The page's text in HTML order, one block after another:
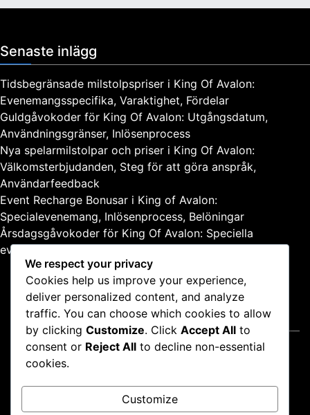
Senaste inlägg
Tidsbegränsade milstolpspriser i King Of Avalon:
Evenemangsspecifika, Varaktighet, Fördelar
Guldgåvokoder för King Of Avalon: Utgångsdatum,
Användningsgränser, Inlösenprocess
Nya spelarmilstolpar och priser i King Of Avalon:
Välkomsterbjudanden, Steg för att göra anspråk,
Användarfeedback
Event Recharge Bonusar i King of Avalon:
Specialevenemang, Inlösenprocess, Belöningar
Årsdagsgåvokoder för King Of Avalon: Speciella
evenemang, Belöningar, Utgång
Juridiskt
Villkor
Hör av dig
Cookiepolicy
We respect your privacy
Cookies help us improve your experience,
deliver personalized content, and analyze
traffic. You can choose which cookies to allow
by clicking Customize. Click Accept All to
consent or Reject All to decline non-essential
cookies.
Customize